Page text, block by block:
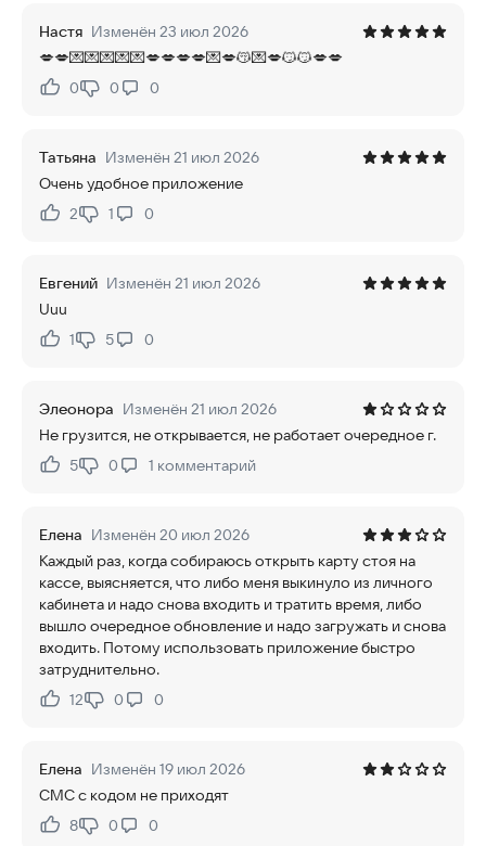
Настя Изменён 23 июл 2026
💋💋💌💌💌💌💌💋💋💋💋💌💋😽💌💋😼😼💋💋
Нравится:
0Не нравится:
0 0
Татьяна Изменён 21 июл 2026
Очень удобное приложение
Нравится:
2Не нравится:
1 0
Евгений Изменён 21 июл 2026
Uuu
Нравится:
1Не нравится:
5 0
Элеонора Изменён 21 июл 2026
Не грузится, не открывается, не работает очередное г.
Нравится:
5Не нравится:
0 1 комментарий
Елена Изменён 20 июл 2026
Каждый раз, когда собираюсь открыть карту стоя на
кассе, выясняется, что либо меня выкинуло из личного
кабинета и надо снова входить и тратить время, либо
вышло очередное обновление и надо загружать и снова
входить. Потому использовать приложение быстро
затруднительно.
Нравится:
12Не нравится:
0 0
Елена Изменён 19 июл 2026
СМС с кодом не приходят
Нравится:
8Не нравится:
0 0